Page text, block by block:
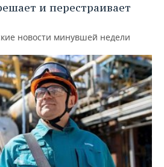
и перестраивает
новости минувшей недели